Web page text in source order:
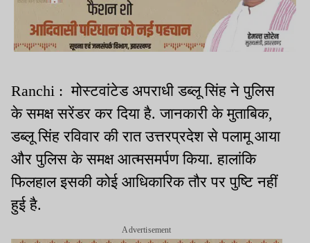
Ranchi : मोस्टवांटेड अपराधी डब्लू सिंह ने पुलिस
के समक्ष सरेंडर कर दिया है. जानकारी के मुताबिक,
डब्लू सिंह रविवार की रात उत्तरप्रदेश से पलामू आया
और पुलिस के समक्ष आत्मसमर्पण किया. हालांकि
फिलहाल इसकी कोई आधिकारिक तौर पर पुष्टि नहीं
हुई है.
Advertisement